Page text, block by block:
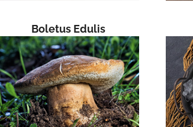
Boletus Edulis